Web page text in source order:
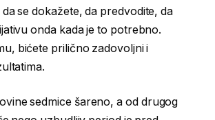
se dokažete, da predvodite, da
onda kada je to potrebno.
bićete prilično zadovoljni i
sedmice šareno, a od drugog